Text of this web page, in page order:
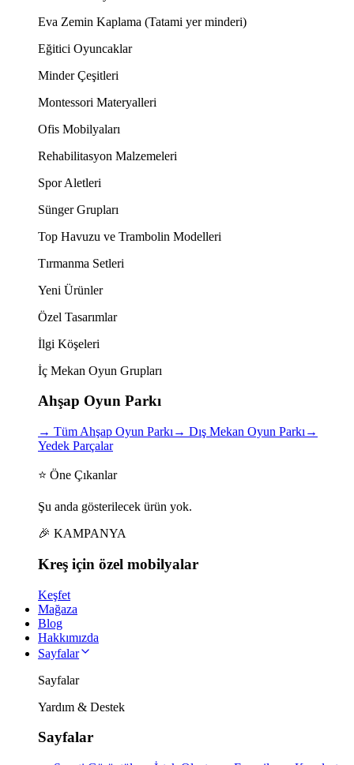
Eva Zemin Kaplama (Tatami yer minderi)
Eğitici Oyuncaklar
Minder Çeşitleri
Montessori Materyalleri
Ofis Mobilyaları
Rehabilitasyon Malzemeleri
Spor Aletleri
Sünger Grupları
Top Havuzu ve Trambolin Modelleri
Tırmanma Setleri
Yeni Ürünler
Özel Tasarımlar
İlgi Köşeleri
İç Mekan Oyun Grupları
Ahşap Oyun Parkı
→ Tüm Ahşap Oyun Parkı → Dış Mekan Oyun Parkı →
Yedek Parçalar
⭐ Öne Çıkanlar
Şu anda gösterilecek ürün yok.
🎉 KAMPANYA
Kreş için özel mobilyalar
Keşfet
Mağaza
Blog
Hakkımızda
Sayfalar
Sayfalar
Yardım & Destek
Sayfalar